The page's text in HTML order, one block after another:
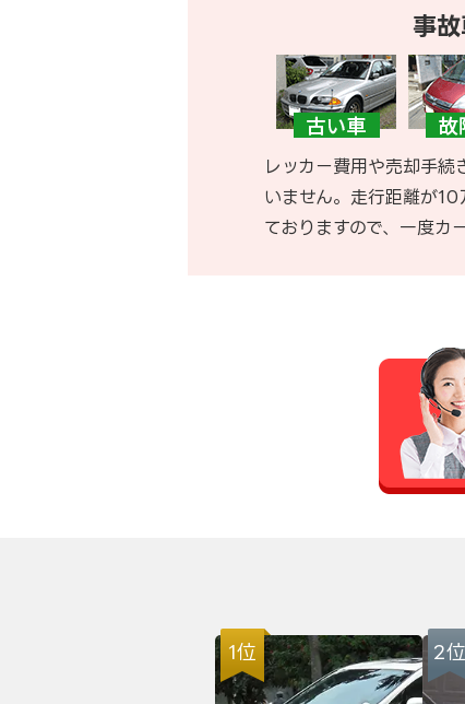
事
レッカー費用や売却手続
いません。走行距離が
ておりますので、一度カ
1位 2位